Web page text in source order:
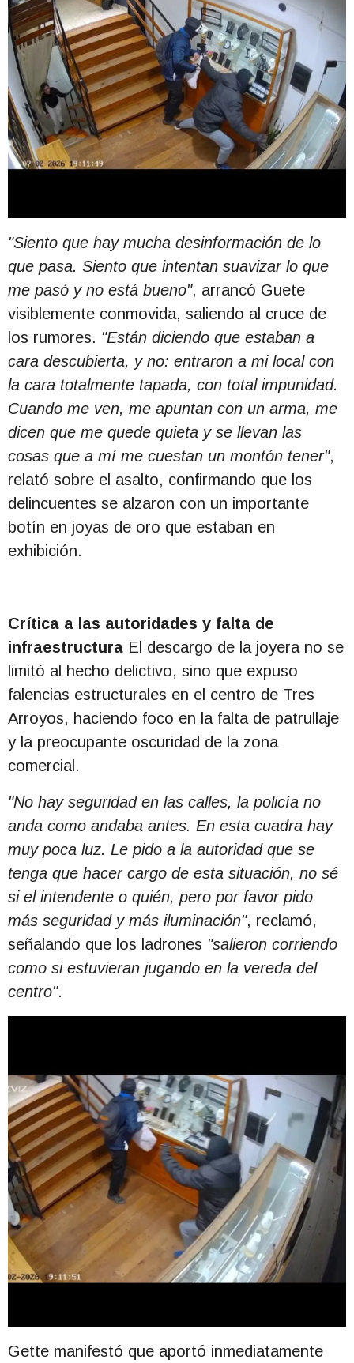
"Siento que hay mucha desinformación de lo
que pasa. Siento que intentan suavizar lo que
me pasó y no está bueno", arrancó Guete
visiblemente conmovida, saliendo al cruce de
los rumores. "Están diciendo que estaban a
cara descubierta, y no: entraron a mi local con
la cara totalmente tapada, con total impunidad.
Cuando me ven, me apuntan con un arma, me
dicen que me quede quieta y se llevan las
cosas que a mí me cuestan un montón tener",
relató sobre el asalto, confirmando que los
delincuentes se alzaron con un importante
botín en joyas de oro que estaban en
exhibición.
Crítica a las autoridades y falta de
infraestructura El descargo de la joyera no se
limitó al hecho delictivo, sino que expuso
falencias estructurales en el centro de Tres
Arroyos, haciendo foco en la falta de patrullaje
y la preocupante oscuridad de la zona
comercial.
"No hay seguridad en las calles, la policía no
anda como andaba antes. En esta cuadra hay
muy poca luz. Le pido a la autoridad que se
tenga que hacer cargo de esta situación, no sé
si el intendente o quién, pero por favor pido
más seguridad y más iluminación", reclamó,
señalando que los ladrones "salieron corriendo
como si estuvieran jugando en la vereda del
centro".
Gette manifestó que aportó inmediatamente